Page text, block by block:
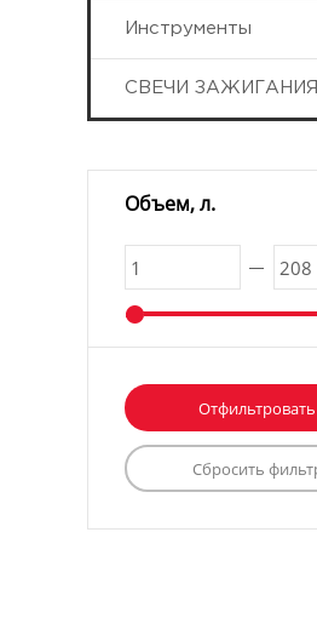
Инструменты
СВЕЧИ ЗАЖИГАНИЯ
Объем, л.